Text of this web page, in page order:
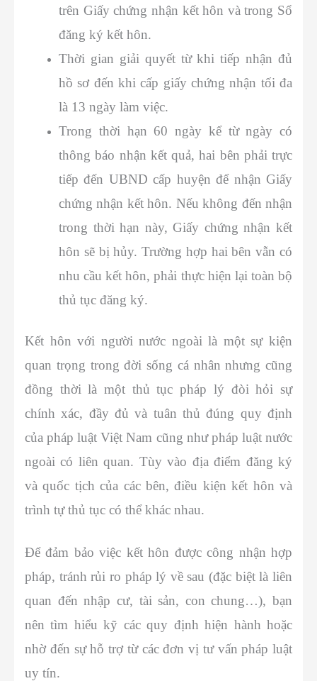
trên Giấy chứng nhận kết hôn và trong Sổ
đăng ký kết hôn.
Thời gian giải quyết từ khi tiếp nhận đủ
hồ sơ đến khi cấp giấy chứng nhận tối đa
là 13 ngày làm việc.
Trong thời hạn 60 ngày kể từ ngày có
thông báo nhận kết quả, hai bên phải trực
tiếp đến UBND cấp huyện để nhận Giấy
chứng nhận kết hôn. Nếu không đến nhận
trong thời hạn này, Giấy chứng nhận kết
hôn sẽ bị hủy. Trường hợp hai bên vẫn có
nhu cầu kết hôn, phải thực hiện lại toàn bộ
thủ tục đăng ký.
Kết hôn với người nước ngoài là một sự kiện
quan trọng trong đời sống cá nhân nhưng cũng
đồng thời là một thủ tục pháp lý đòi hỏi sự
chính xác, đầy đủ và tuân thủ đúng quy định
của pháp luật Việt Nam cũng như pháp luật nước
ngoài có liên quan. Tùy vào địa điểm đăng ký
và quốc tịch của các bên, điều kiện kết hôn và
trình tự thủ tục có thể khác nhau.
Để đảm bảo việc kết hôn được công nhận hợp
pháp, tránh rủi ro pháp lý về sau (đặc biệt là liên
quan đến nhập cư, tài sản, con chung…), bạn
nên tìm hiểu kỹ các quy định hiện hành hoặc
nhờ đến sự hỗ trợ từ các đơn vị tư vấn pháp luật
uy tín.